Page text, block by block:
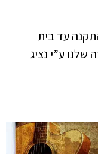
עד בית
ע”י נציג